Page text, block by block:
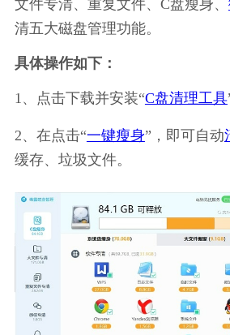
文件专清、重复文件、C盘瘦身、
清五大磁盘管理功能。
具体操作如下：
1、点击下载并安装“C盘清理工具
2、在点击“一键瘦身”，即可自动
缓存、垃圾文件。